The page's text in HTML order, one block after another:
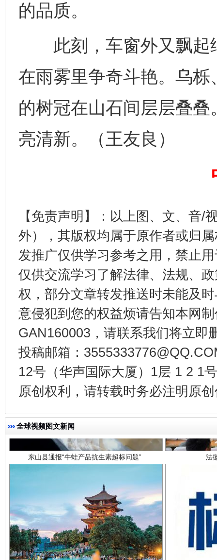
的品质。
此刻，车窗外又飘起
在雨雾里争奇斗艳。乌
的树冠在山石间层层叠
亮清新。（王友良）
【免责声明】：以上图、文、音/
外），其版权均属于原作者或归
发推广仅供学习参考之用，禁止
仅供交流学习了解法律、法规、
权，部分文章转发推送时未能及
意侵犯到您的权益烦请告知本网
GAN160003，请联系我们将立即
投稿邮箱：
12号（华声国际大厦）1层 1 2 1
原创权利，请转载时务必注明原
全球视频图文新闻
完善运行机制助力责任有效落实
公平竞争审查“十大案例”出炉！ 一纸欠
东山县通报“牛蛙产品抗生素超标问题” 法
千年窑火 生生不息